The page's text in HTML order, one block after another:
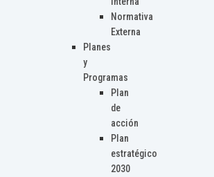
Normativa
Externa
Planes
y
Programas
Plan
de
acción
Plan
estratégico
2030